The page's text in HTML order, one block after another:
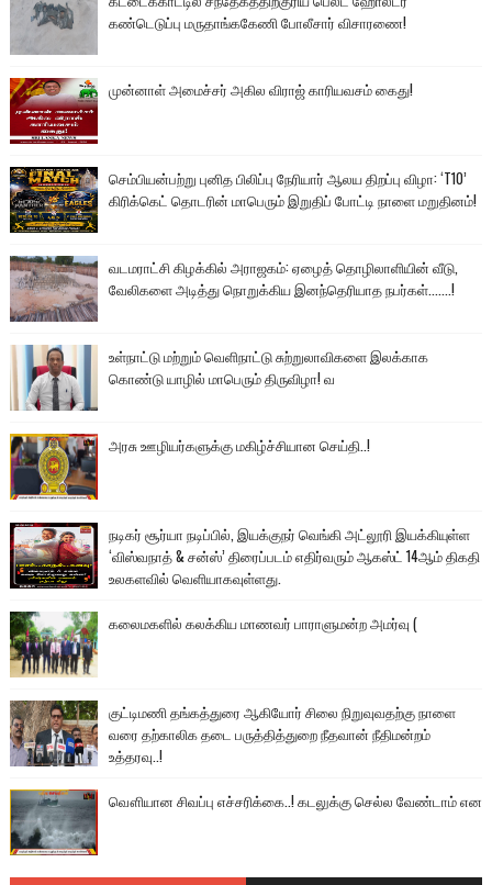
கண்டெடுப்பு மருதாங்ககேணி போலீசார் விசாரணை!
முன்னாள் அமைச்சர் அகில விராஜ் காரியவசம் கைது!
செம்பியன்பற்று புனித பிலிப்பு நேரியார் ஆலய திறப்பு விழா: ‘T10’
கிரிக்கெட் தொடரின் மாபெரும் இறுதிப் போட்டி நாளை மறுதினம்!
வடமராட்சி கிழக்கில் அராஜகம்: ஏழைத் தொழிலாளியின் வீடு,
வேலிகளை அடித்து நொறுக்கிய இனந்தெரியாத நபர்கள்.......!
உள்நாட்டு மற்றும் வெளிநாட்டு சுற்றுலாவிகளை இலக்காக
கொண்டு யாழில் மாபெரும் திருவிழா! வ
அரசு ஊழியர்களுக்கு மகிழ்ச்சியான செய்தி..!
நடிகர் சூர்யா நடிப்பில், இயக்குநர் வெங்கி அட்லூரி இயக்கியுள்ள
‘விஸ்வநாத் & சன்ஸ்’ திரைப்படம் எதிர்வரும் ஆகஸ்ட் 14ஆம் திகதி
உலகளவில் வெளியாகவுள்ளது.
கலைமகளில் கலக்கிய மாணவர் பாராளுமன்ற அமர்வு (
குட்டிமணி தங்கத்துரை ஆகியோர் சிலை நிறுவுவதற்கு நாளை
வரை தற்காலிக தடை பருத்தித்துறை நீதவான் நீதிமன்றம்
உத்தரவு..!
வௌியான சிவப்பு எச்சரிக்கை..! கடலுக்கு செல்ல வேண்டாம் என